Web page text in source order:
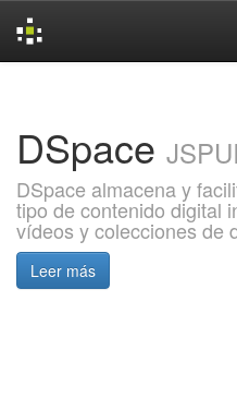
DSpace JSPUI
DSpace almacena y
tipo de contenido digital
vídeos y colecciones de
Leer más